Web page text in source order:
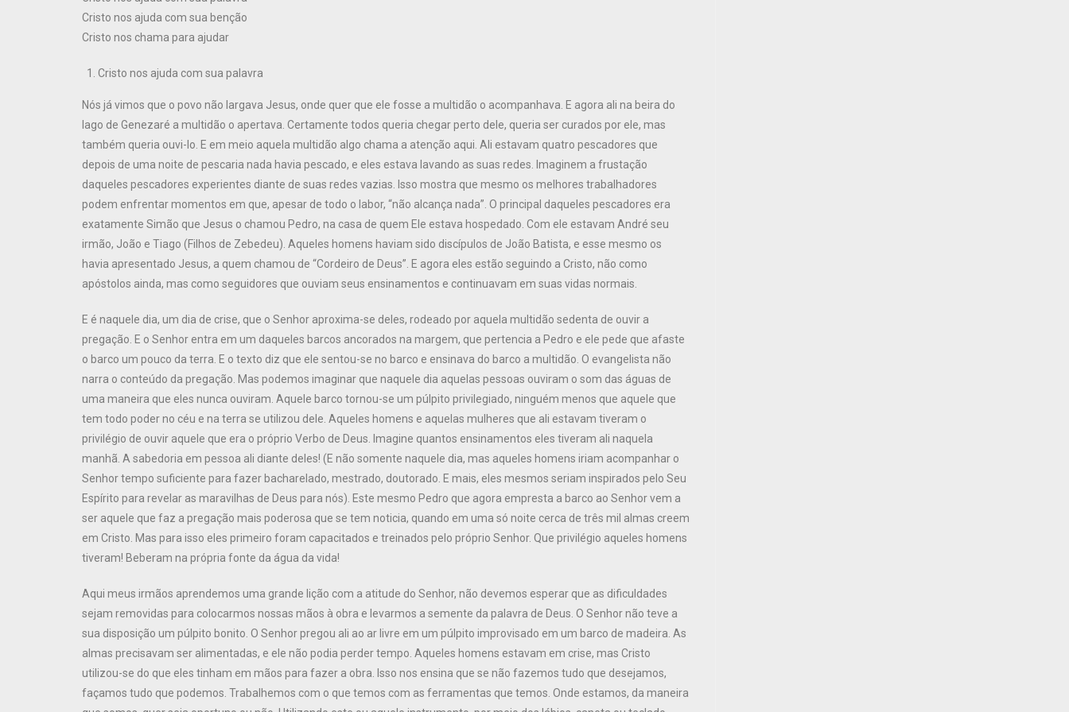
Cristo nos ajuda com sua benção
Cristo nos chama para ajudar
Cristo nos ajuda com sua palavra
Nós já vimos que o povo não largava Jesus, onde quer que ele fosse a multidão o acompanhava. E agora ali na beira do
lago de Genezaré a multidão o apertava. Certamente todos queria chegar perto dele, queria ser curados por ele, mas
também queria ouvi-lo. E em meio aquela multidão algo chama a atenção aqui. Ali estavam quatro pescadores que
depois de uma noite de pescaria nada havia pescado, e eles estava lavando as suas redes. Imaginem a frustação
daqueles pescadores experientes diante de suas redes vazias. Isso mostra que mesmo os melhores trabalhadores
podem enfrentar momentos em que, apesar de todo o labor, “não alcança nada”. O principal daqueles pescadores era
exatamente Simão que Jesus o chamou Pedro, na casa de quem Ele estava hospedado. Com ele estavam André seu
irmão, João e Tiago (Filhos de Zebedeu). Aqueles homens haviam sido discípulos de João Batista, e esse mesmo os
havia apresentado Jesus, a quem chamou de “Cordeiro de Deus”. E agora eles estão seguindo a Cristo, não como
apóstolos ainda, mas como seguidores que ouviam seus ensinamentos e continuavam em suas vidas normais.
E é naquele dia, um dia de crise, que o Senhor aproxima-se deles, rodeado por aquela multidão sedenta de ouvir a
pregação. E o Senhor entra em um daqueles barcos ancorados na margem, que pertencia a Pedro e ele pede que afaste
o barco um pouco da terra. E o texto diz que ele sentou-se no barco e ensinava do barco a multidão. O evangelista não
narra o conteúdo da pregação. Mas podemos imaginar que naquele dia aquelas pessoas ouviram o som das águas de
uma maneira que eles nunca ouviram. Aquele barco tornou-se um púlpito privilegiado, ninguém menos que aquele que
tem todo poder no céu e na terra se utilizou dele. Aqueles homens e aquelas mulheres que ali estavam tiveram o
privilégio de ouvir aquele que era o próprio Verbo de Deus. Imagine quantos ensinamentos eles tiveram ali naquela
manhã. A sabedoria em pessoa ali diante deles! (E não somente naquele dia, mas aqueles homens iriam acompanhar o
Senhor tempo suficiente para fazer bacharelado, mestrado, doutorado. E mais, eles mesmos seriam inspirados pelo Seu
Espírito para revelar as maravilhas de Deus para nós). Este mesmo Pedro que agora empresta a barco ao Senhor vem a
ser aquele que faz a pregação mais poderosa que se tem noticia, quando em uma só noite cerca de três mil almas creem
em Cristo. Mas para isso eles primeiro foram capacitados e treinados pelo próprio Senhor. Que privilégio aqueles homens
tiveram! Beberam na própria fonte da água da vida!
Aqui meus irmãos aprendemos uma grande lição com a atitude do Senhor, não devemos esperar que as dificuldades
sejam removidas para colocarmos nossas mãos à obra e levarmos a semente da palavra de Deus. O Senhor não teve a
sua disposição um púlpito bonito. O Senhor pregou ali ao ar livre em um púlpito improvisado em um barco de madeira. As
almas precisavam ser alimentadas, e ele não podia perder tempo. Aqueles homens estavam em crise, mas Cristo
utilizou-se do que eles tinham em mãos para fazer a obra. Isso nos ensina que se não fazemos tudo que desejamos,
façamos tudo que podemos. Trabalhemos com o que temos com as ferramentas que temos. Onde estamos, da maneira